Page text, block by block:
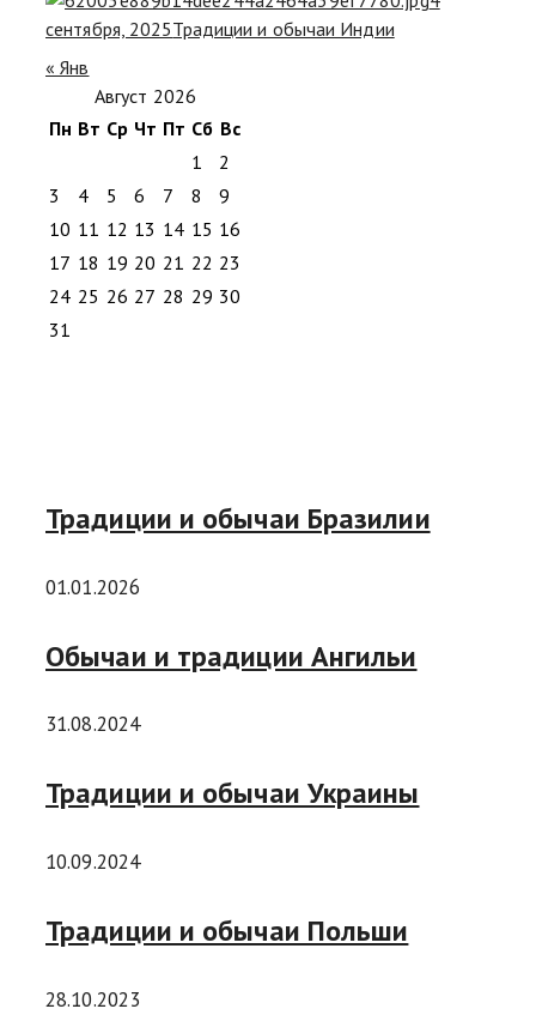
сентября, 2025Традиции и обычаи Индии
« Янв
Август 2026
Пн Вт Ср Чт Пт Сб Вс
1
2
3
4 5 6 7 8
9
10 11 12 13 14 15 16
17 18 19 20 21 22 23
24 25 26 27 28 29 30
31
Традиции и обычаи Бразилии
01.01.2026
Обычаи и традиции Ангильи
31.08.2024
Традиции и обычаи Украины
10.09.2024
Традиции и обычаи Польши
28.10.2023